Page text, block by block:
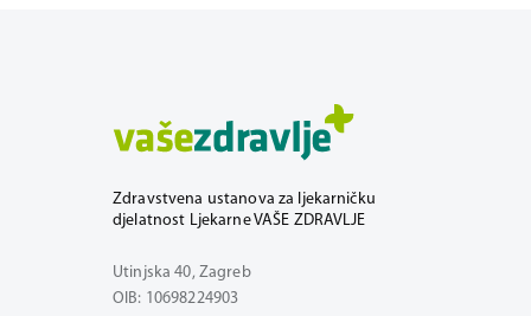
Zdravstvena ustanova za ljekarničku
djelatnost Ljekarne VAŠE ZDRAVLJE
Utinjska 40, Zagreb
OIB: 10698224903